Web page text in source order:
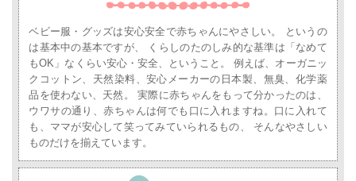
ベビー服・グッズは安心安全で赤ちゃんにやさしい。 というの
は基本中の基本ですが、
くらしのたのしみ的な基準は「なめて
もOK」なくらい安心・安全、ということ。
例えば、オーガニッ
クコットン、天然染料、安心メーカーの日本製、無臭、化学薬
品を使わない、天然。
実際に赤ちゃんをもって分かったのは、
ウワサの通り、赤ちゃんは何でも口に入れますね。口に入れて
も、ママが安心して笑ってみていられるもの、 そんなやさしい
ものだけを揃えています。